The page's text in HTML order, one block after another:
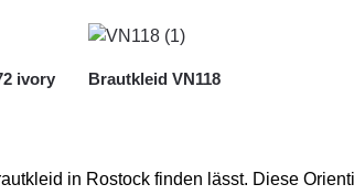
ivory Brautkleid VN118
in Rostock finden lässt. Diese